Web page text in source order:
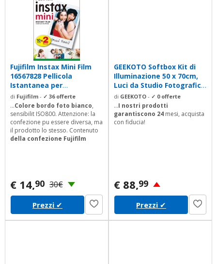
Fujifilm Instax Mini Film
16567828 Pellicola
Istantanea per
Fotocamere Instax...
di Fujifilm - ✓ 36 offerte
...Colore bordo foto bianco,
sensibilit ISO800. Attenzione: la
confezione pu essere diversa, ma
il prodotto lo stesso. Contenuto
della confezione Fujifilm
€ 14,90 30€
Prezzi ✔
GEEKOTO Softbox Kit di
Illuminazione 50 x 70cm,
Luci da Studio Fotografico
con...
di GEEKOTO - ✓ 0 offerte
...I nostri prodotti
garantiscono 24 mesi, acquista
con fiducia!
€ 88,99
Prezzi ✔